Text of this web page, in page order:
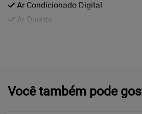
Ar Condicionado Digital
Ar Quente
Você também pode